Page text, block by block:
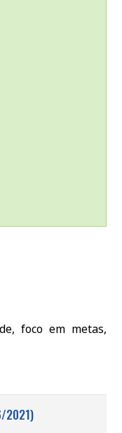
foco em metas,
2021)